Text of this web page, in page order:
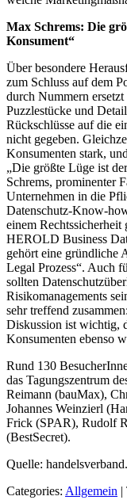
Max Schrems: Die
Konsument“
Über besondere
zum Schluss auf dem
durch Nummern
Puzzlestücke und
Rückschlüsse auf die
nicht gegeben.
Konsumenten stark,
„Die größte Lüge ist
Schrems, prominenter
Unternehmen in die
Datenschutz-Know-
einem
HEROLD Business
gehört eine gründliche
Legal Prozess“. Auch
sollten
Risikomanagements
sehr treffend
Diskussion ist wichtig,
Konsumenten ebenso
Rund 130
das Tagungszentrum
Reimann (bauMax),
Johannes Weinzierl
Frick (SPAR), Rudolf
(BestSecret).
Quelle:
Categories: Allgemein |